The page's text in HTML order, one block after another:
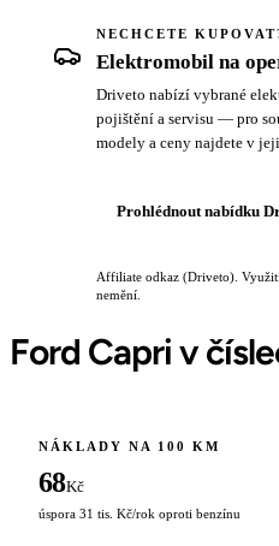
NECHCETE
Elektromobil na
Driveto nabízí vybrané
pojištění a servisu — pro
modely a ceny najdete v
Prohlédnout nabídku
Affiliate odkaz (Driveto).
nemění.
Ford Capri v
NÁKLADY NA 100 KM
68Kč
úspora 31 tis. Kč/rok oproti benzínu